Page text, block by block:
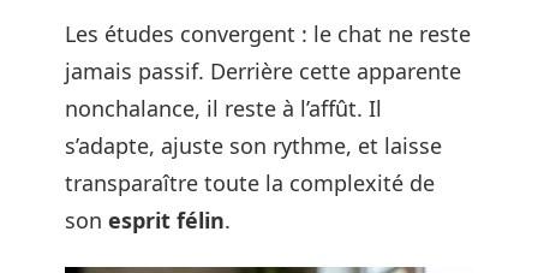
Les études convergent : le chat ne reste
jamais passif. Derrière cette apparente
nonchalance, il reste à l’affût. Il
s’adapte, ajuste son rythme, et laisse
transparaître toute la complexité de
son esprit félin.